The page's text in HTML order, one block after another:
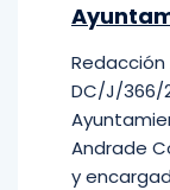
DC/J/366/
Andrade
y